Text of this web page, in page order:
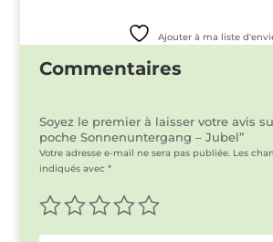
Sonnenuntergang
-
Jubel
Ajouter à ma liste
Commentaires
Soyez le premier à laisser votre avis
poche Sonnenuntergang – Jubel”
Votre adresse e-mail ne sera pas publiée. Les
indiqués avec *